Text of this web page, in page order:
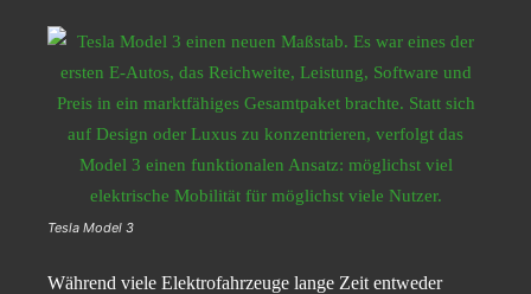
Tesla Model 3
Während viele Elektrofahrzeuge lange Zeit entweder